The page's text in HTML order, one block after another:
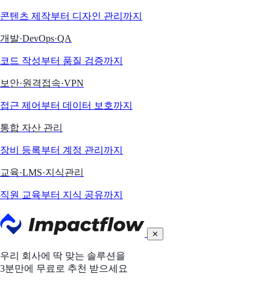
콘텐츠 제작부터 디자인 관리까지
개발·DevOps·QA
코드 작성부터 품질 검증까지
보안·원격접속·VPN
접근 제어부터 데이터 보호까지
통합 자산 관리
장비 등록부터 계정 관리까지
교육·LMS·지식관리
직원 교육부터 지식 공유까지
✕
우리 회사에 딱 맞는 솔루션을
3분만에 무료로 추천 받으세요